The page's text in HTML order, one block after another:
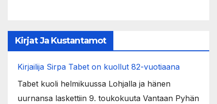
Kirjat Ja Kustantamot
Kirjailija Sirpa Tabet on kuollut 82-vuotiaana
Tabet kuoli helmikuussa Lohjalla ja hänen
uurnansa laskettiin 9. toukokuuta Vantaan Pyhän